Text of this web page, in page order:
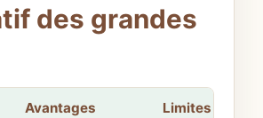
des grandes
Avantages Limites